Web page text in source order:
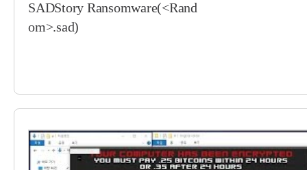
SADStory Ransomware(<Rand
om>.sad)